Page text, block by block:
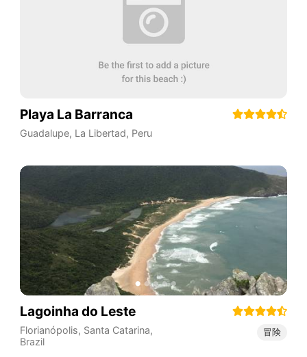
Playa La Barranca
Guadalupe, La Libertad, Peru
Lagoinha do Leste
Florianópolis, Santa Catarina,
Brazil
冒険